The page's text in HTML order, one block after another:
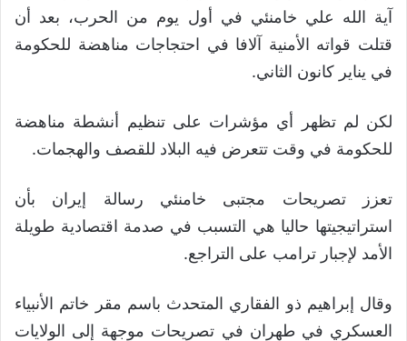
آية الله علي خامنئي في أول يوم من الحرب، بعد أن
قتلت قواته الأمنية آلافا في احتجاجات مناهضة للحكومة
في يناير كانون الثاني.
لكن لم تظهر أي مؤشرات على تنظيم أنشطة مناهضة
للحكومة في وقت تتعرض فيه البلاد للقصف والهجمات.
تعزز تصريحات مجتبى خامنئي رسالة إيران بأن
استراتيجيتها حاليا هي التسبب في صدمة اقتصادية طويلة
الأمد لإجبار ترامب على التراجع.
وقال إبراهيم ذو الفقاري المتحدث باسم ‌مقر خاتم الأنبياء
العسكري في طهران في تصريحات موجهة إلى الولايات